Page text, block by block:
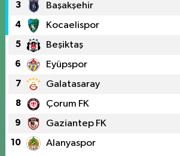
3 Başakşehir
4 Kocaelispor
5 Beşiktaş
6 Eyüpspor
7 Galatasaray
8 Çorum FK
9 Gaziantep FK
10 Alanyaspor